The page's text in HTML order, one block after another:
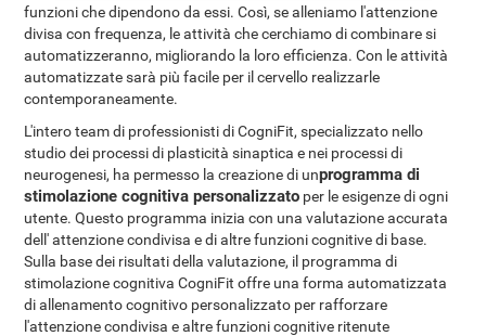
funzioni che dipendono da essi. Così, se alleniamo l'attenzione
divisa con frequenza, le attività che cerchiamo di combinare si
automatizzeranno, migliorando la loro efficienza. Con le attività
automatizzate sarà più facile per il cervello realizzarle
contemporaneamente.
L'intero team di professionisti di CogniFit, specializzato nello
studio dei processi di plasticità sinaptica e nei processi di
neurogenesi, ha permesso la creazione di unprogramma di
stimolazione cognitiva personalizzato per le esigenze di ogni
utente. Questo programma inizia con una valutazione accurata
dell' attenzione condivisa e di altre funzioni cognitive di base.
Sulla base dei risultati della valutazione, il programma di
stimolazione cognitiva CogniFit offre una forma automatizzata
di allenamento cognitivo personalizzato per rafforzare
l'attenzione condivisa e altre funzioni cognitive ritenute